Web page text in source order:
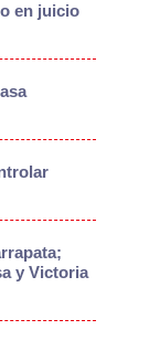
en juicio
y Victoria